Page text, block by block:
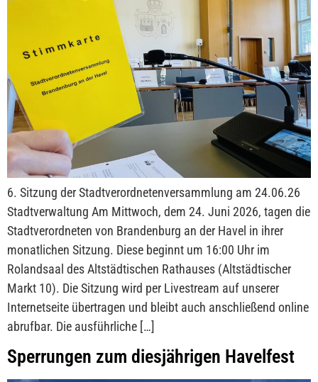
6. Sitzung der Stadtverordnetenversammlung am 24.06.26
Stadtverwaltung Am Mittwoch, dem 24. Juni 2026, tagen die
Stadtverordneten von Brandenburg an der Havel in ihrer
monatlichen Sitzung. Diese beginnt um 16:00 Uhr im
Rolandsaal des Altstädtischen Rathauses (Altstädtischer
Markt 10). Die Sitzung wird per Livestream auf unserer
Internetseite übertragen und bleibt auch anschließend online
abrufbar. Die ausführliche […]
Sperrungen zum diesjährigen Havelfest